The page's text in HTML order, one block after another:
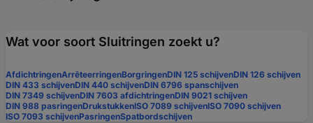
Wat voor soort Sluitringen zoekt u?
AfdichtringenArrêteerringenBorgringenDIN 125 schijvenDIN 126 schijven
DIN 433 schijvenDIN 440 schijvenDIN 6796 spanschijven
DIN 7349 schijvenDIN 7603 afdichtringenDIN 9021 schijven
DIN 988 pasringenDrukstukkenISO 7089 schijvenISO 7090 schijven
ISO 7093 schijvenPasringenSpatbordschijven